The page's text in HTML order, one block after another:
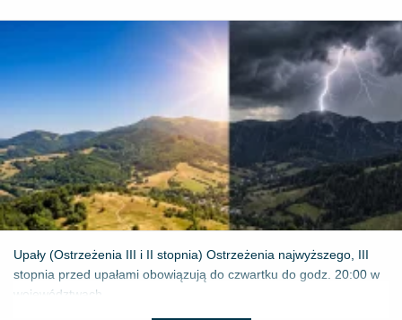
Upały (Ostrzeżenia III i II stopnia) Ostrzeżenia najwyższego, III
stopnia przed upałami obowiązują do czwartku do godz. 20:00 w
województwach...